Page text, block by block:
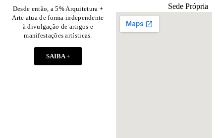
Desde então, a 5% Arquitetura +
Arte atua de forma independente
à divulgação de artigos e
manifestações artísticas.
SAIBA +
Sede Própria